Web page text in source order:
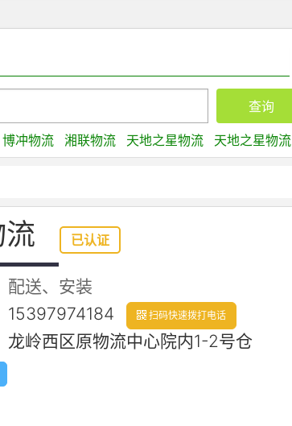
博冲物流 湘联物流 天地之星物流 天地之星物流
已认证
配送、安装
15397974184 扫码快速拨打电话
龙岭西区原物流中心院内1-2号仓